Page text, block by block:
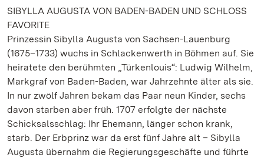
SIBYLLA AUGUSTA VON BADEN-BADEN UND SCHLOSS
FAVORITE
Prinzessin Sibylla Augusta von Sachsen-Lauenburg
(1675–1733) wuchs in Schlackenwerth in Böhmen auf. Sie
heiratete den berühmten „Türkenlouis“: Ludwig Wilhelm,
Markgraf von Baden-Baden, war Jahrzehnte älter als sie.
In nur zwölf Jahren bekam das Paar neun Kinder, sechs
davon starben aber früh. 1707 erfolgte der nächste
Schicksalsschlag: Ihr Ehemann, länger schon krank,
starb. Der Erbprinz war da erst fünf Jahre alt – Sibylla
Augusta übernahm die Regierungsgeschäfte und führte